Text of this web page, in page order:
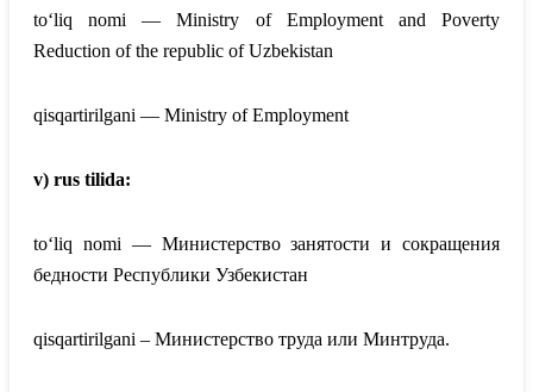
to‘liq nomi —Ministry of Employment and Poverty
Reduction of the republic of Uzbekistan
qisqartirilgani — Ministry ofEmployment
v) rus tilida:
to‘liq nomi — Министерство занятости и сокращения
бедности Республики Узбекистан
qisqartirilgani – Министерство труда или Минтруда.